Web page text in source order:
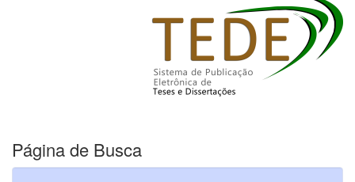
Página de Busca